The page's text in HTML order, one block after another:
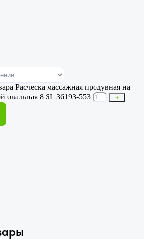
Расческа массажная продувная на
овальная 8 SL 36193-553
+